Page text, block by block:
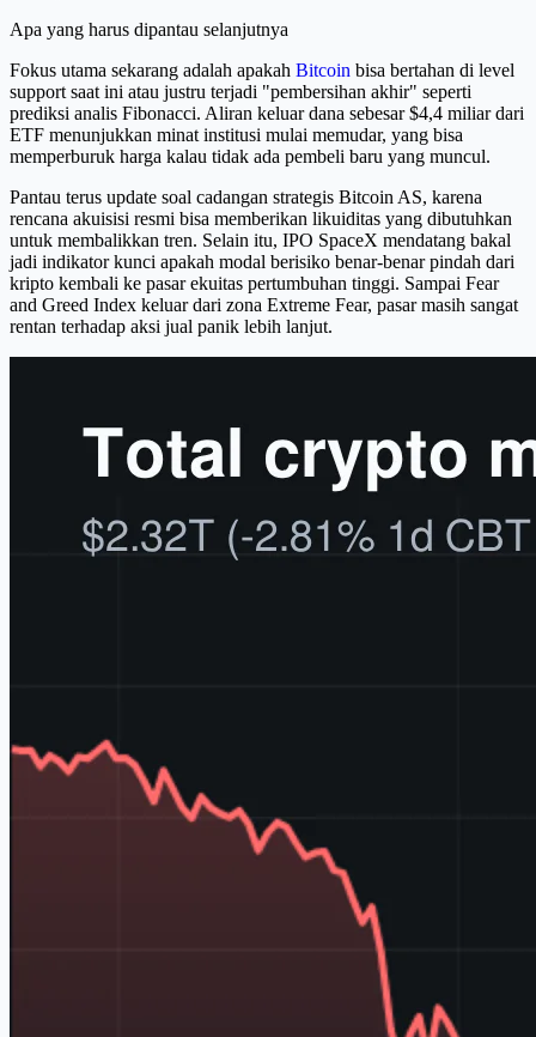
Apa yang harus dipantau selanjutnya
Fokus utama sekarang adalah apakah Bitcoin bisa bertahan di level
support saat ini atau justru terjadi "pembersihan akhir" seperti
prediksi analis Fibonacci. Aliran keluar dana sebesar $4,4 miliar dari
ETF menunjukkan minat institusi mulai memudar, yang bisa
memperburuk harga kalau tidak ada pembeli baru yang muncul.
Pantau terus update soal cadangan strategis Bitcoin AS, karena
rencana akuisisi resmi bisa memberikan likuiditas yang dibutuhkan
untuk membalikkan tren. Selain itu, IPO SpaceX mendatang bakal
jadi indikator kunci apakah modal berisiko benar-benar pindah dari
kripto kembali ke pasar ekuitas pertumbuhan tinggi. Sampai Fear
and Greed Index keluar dari zona Extreme Fear, pasar masih sangat
rentan terhadap aksi jual panik lebih lanjut.